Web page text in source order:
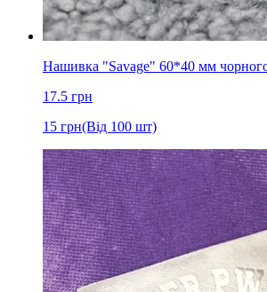
Нашивка "Savage" 60*40 мм чорного
17.5 грн
15 грн(Від 100 шт)